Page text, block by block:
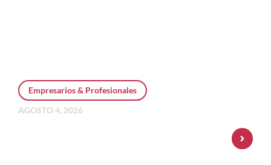
Empresarios & Profesionales
AGOSTO 4, 2026